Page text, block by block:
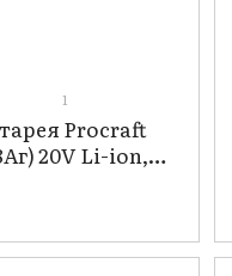
1
Procraft
20V Li-ion,